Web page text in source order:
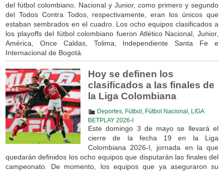
del fútbol colombiano. Nacional y Junior, como primero y segundo
del Todos Contra Todos, respectivamente, eran los únicos que
estaban sembrados en el cuadro. Los ocho equipos clasificados a
los playoffs del fútbol colombiano fueron Atlético Nacional, Junior,
América, Once Caldas, Tolima, Independiente Santa Fe e
Internacional de Bogotá.
Hoy se definen los
clasificados a las finales de
la Liga Colombiana
Deportes, Fútbol Fútbol Nacional
LIGA
BETPLAY 2026-I
Este domingo 3 de mayo se llevará el
cierre de la fecha 19 en la Liga
Colombiana 2026-I, jornada en la que
quedarán definidos los ocho equipos que disputarán las finales del
campeonato. De momento, los equipos que ya aseguraron su